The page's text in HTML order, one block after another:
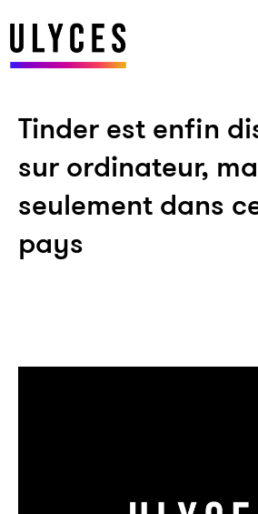
Tinder est enfin
sur ordinateur,
seulement dans
pays